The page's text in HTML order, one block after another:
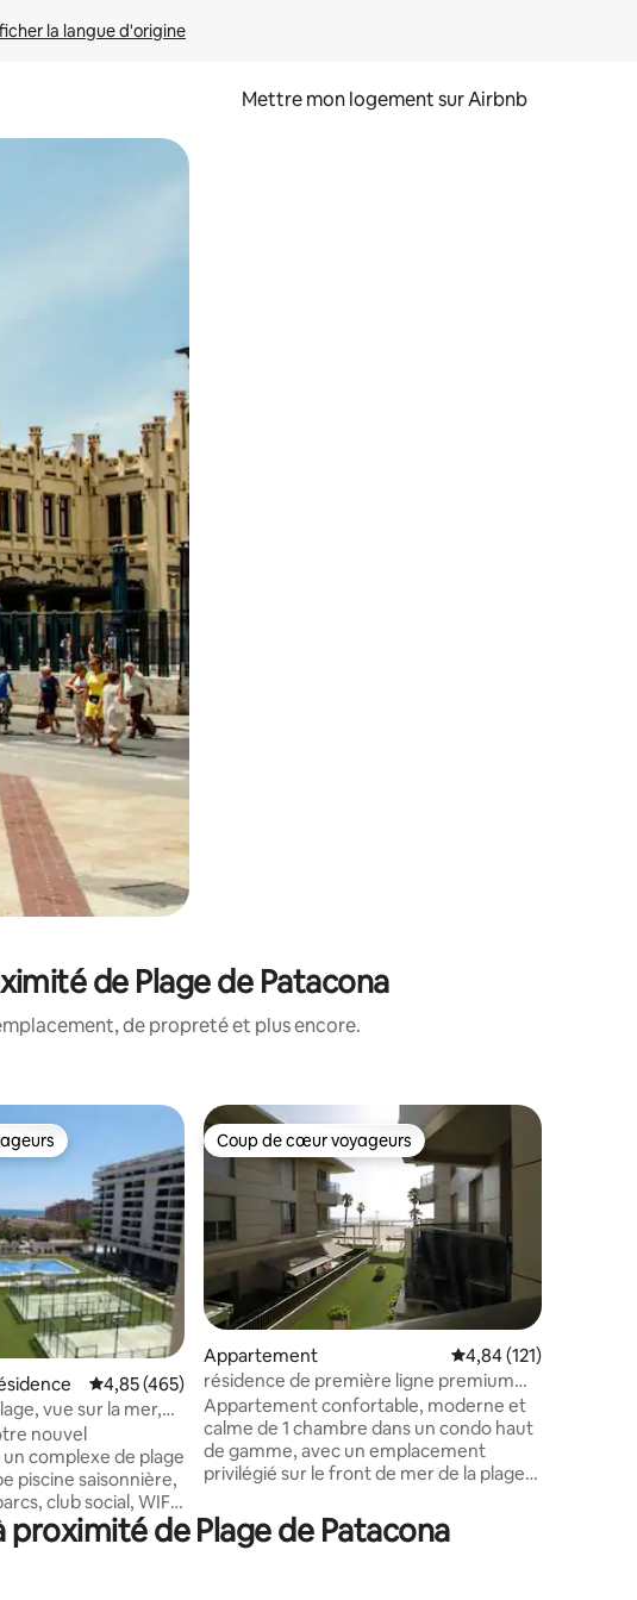
la langue d'origine
Mettre mon logement sur Airbnb
et en faisant glisser.
de Plage de Patacona
de propreté et plus encore.
332 commentaires : 4,89 sur 5
Évaluation moyenne sur la base de 465 commentaires : 4,85 sur 5
4,85 (465)
vue sur la mer,
nouvel
complexe de plage
piscine saisonnière,
club social, WIFI
seulement 100
fantastique avec de
Coup de cœur voyageurs
Coup de cœur voyageurs
Appartement Évaluation moyenne
4,84 (121)
résidence de première ligne premium
patacona
Appartement confortable, moderne et
calme de 1 chambre dans un condo haut
de gamme, avec un emplacement
privilégié sur le front de mer de la plage
relaxante sur la mer depuis la terrasse
privée et tout le confort moderne
de Plage de Patacona